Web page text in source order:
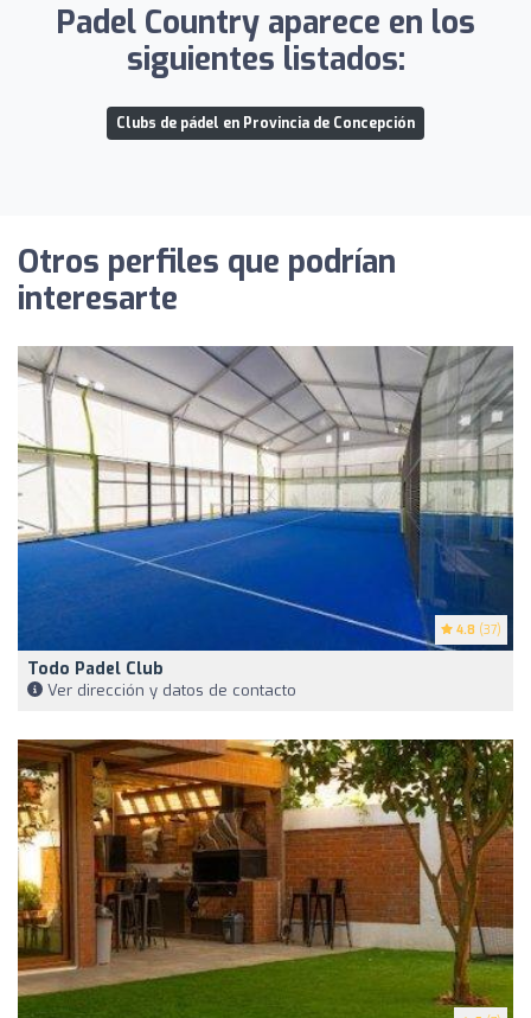
Padel Country aparece en los
siguientes listados:
Clubs de pádel en Provincia de Concepción
Otros perfiles que podrían
interesarte
4.8 (37)
Todo Padel Club
Ver dirección y datos de contacto